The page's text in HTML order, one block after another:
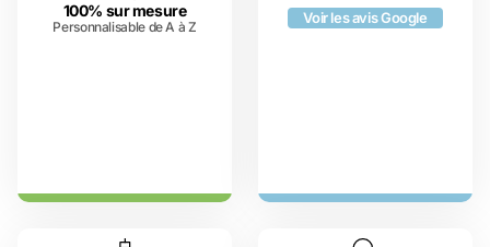
100% sur mesure
Personnalisable de A à Z
Voir les avis Google